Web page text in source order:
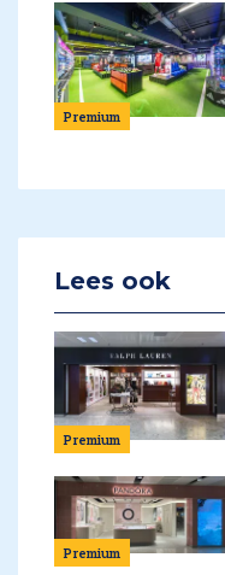
Premium
Lees ook
Premium
Premium